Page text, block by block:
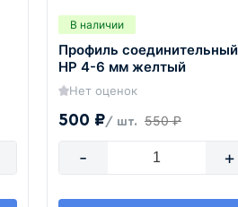
В наличии
Профиль соединительный
HP 4-6 мм желтый
Нет оценок
500 ₽/ шт. 550 ₽
- +